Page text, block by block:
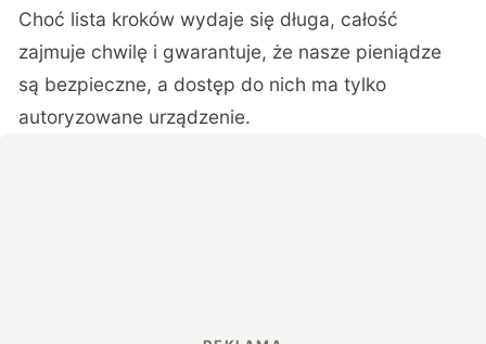
Choć lista kroków wydaje się długa, całość
zajmuje chwilę i gwarantuje, że nasze pieniądze
są bezpieczne, a dostęp do nich ma tylko
autoryzowane urządzenie.